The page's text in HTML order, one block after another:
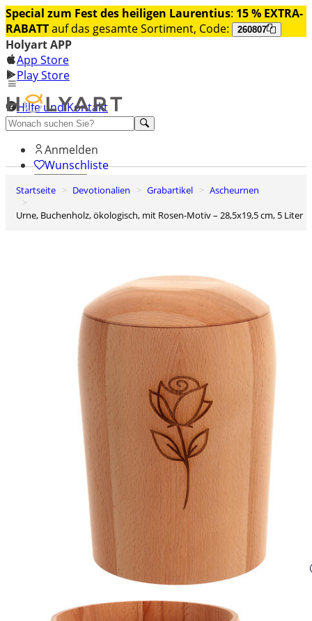
Special zum Fest des heiligen Laurentius: 15 % EXTRA-
RABATTauf das gesamte Sortiment, Code: 260807
Holyart APP
App Store
Play Store
Hilfe und Kontakt
Entdecken Sie Premium
Anmelden
Wunschliste
0
Startseite Devotionalien Grabartikel
Ascheurnen
Urne, Buchenholz, ökologisch, mit Rosen-Motiv – 28,5x19,5 cm, 5 Liter